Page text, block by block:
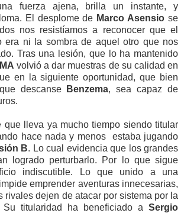
fuerza ajena, brilla un instante, y
El desplome de Marco Asensio se
nos resistíamos a reconocer que el
era ni la sombra de aquel otro que nos
Tras una lesión, que lo ha mantenido
MA volvió a dar muestras de su calidad en
en la siguiente oportunidad, que bien
descanse
Benzema, sea capaz de
que lleva ya mucho tiempo siendo titular
hace nada y menos estaba jugando
B. Lo cual evidencia que los grandes
logrado perturbarlo. Por lo que sigue
indiscutible. Lo que unido a una
emprender aventuras innecesarias,
rivales dejen de atacar por sistema por la
Su titularidad ha beneficiado a Sergio